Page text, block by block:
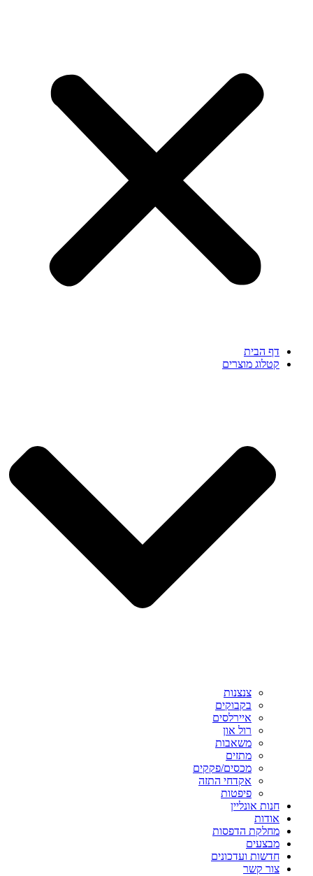
דף הבית
קטלוג מוצרים
צנצנות
בקבוקים
איירלסים
רול און
משאבות
מתזים
מכסים/פקקים
אקדחי התזה
פיפטות
חנות אונליין
אודות
מחלקת הדפסות
מבצעים
חדשות ועדכונים
צור קשר